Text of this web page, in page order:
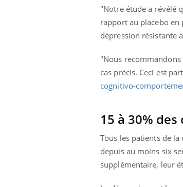
"Notre étude a révélé
rapport au placebo en
dépression résistante
"Nous
cas précis. Ceci est
cognitivo-
15 à 30% des
Tous les patients de la
depuis au moins six
supplémentaire, leur